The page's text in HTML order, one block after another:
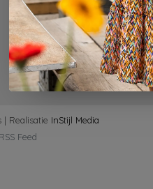
Inloggen
Mijn
Mijn verlanglijst
Vergelijk
Realisatie InStijl Media
RSS Feed